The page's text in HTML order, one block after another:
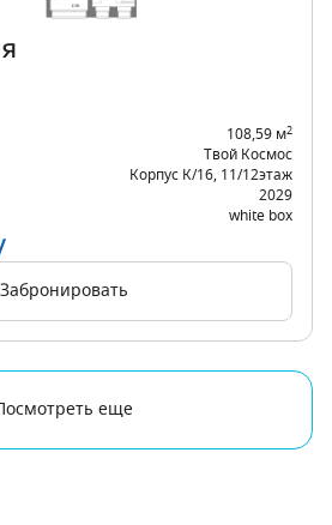
108,59 м2
Твой Космос
Корпус К/16 11/12этаж
2029
white box
Забронировать
Посмотреть еще